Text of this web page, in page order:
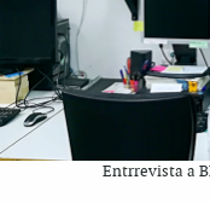
Entrrevista a